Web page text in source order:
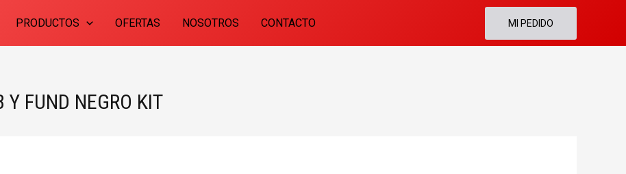
PRODUCTOS OFERTAS NOSOTROS CONTACTO MI PEDIDO
Y FUND NEGRO KIT